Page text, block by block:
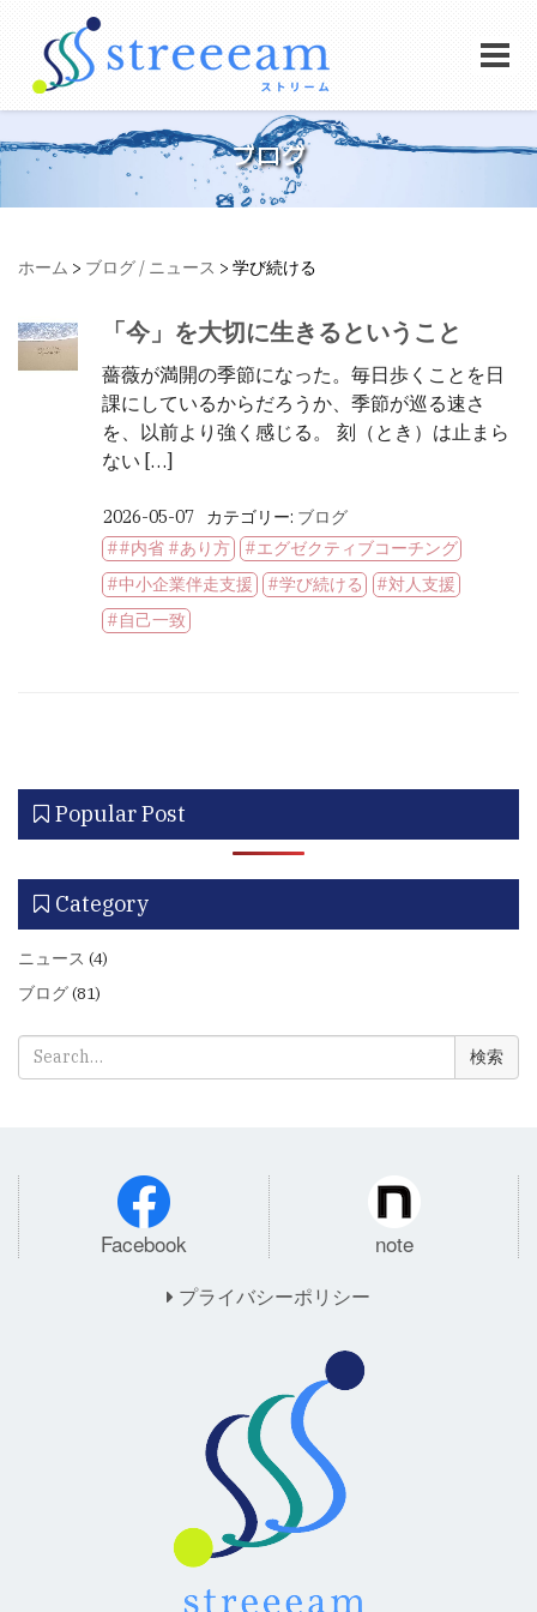
ブログ
ホーム > ブログ / ニュース > 学び続ける
「今」を大切に生きるということ
薔薇が満開の季節になった。毎日歩くことを日
課にしているからだろうか、季節が巡る速さ
を、以前より強く感じる。 刻（とき）は止まら
ない […]
2026-05-07 カテゴリー: ブログ
#内省 #あり方
エグゼクティブコーチング
中小企業伴走支援
学び続ける
対人支援
自己一致
Popular Post
Category
ニュース (4)
ブログ(81)
索:
Facebook note
プライバシーポリシー